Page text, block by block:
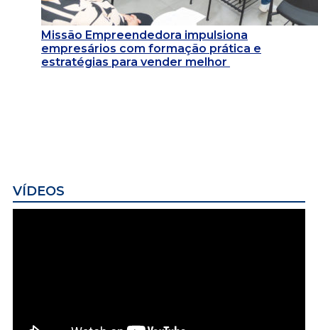
Missão Empreendedora impulsiona
empresários com formação prática e
estratégias para vender melhor
VÍDEOS